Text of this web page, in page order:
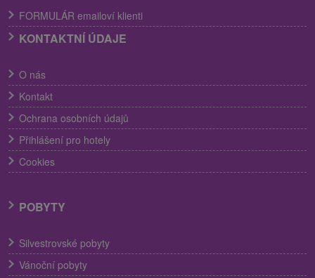
FORMULÁR emailoví klienti
KONTAKTNÍ ÚDAJE
O nás
Kontakt
Ochrana osobních údajů
Přihlášení pro hotely
Cookies
POBYTY
Silvestrovské pobyty
Vánoční pobyty